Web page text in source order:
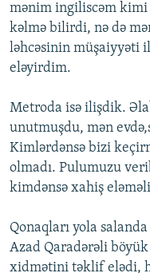
mənim ingiliscəm
kəlmə bilirdi, nə də
ləhcəsinin müşaiyyəti
eləyirdim.
Metroda isə ilişdik.
unutmuşdu, mən
Kimlərdənsə bizi
olmadı. Pulumuzu
kimdənsə xahiş
Qonaqları yola
Azad Qaradərəli
xidmətini təklif elədi,